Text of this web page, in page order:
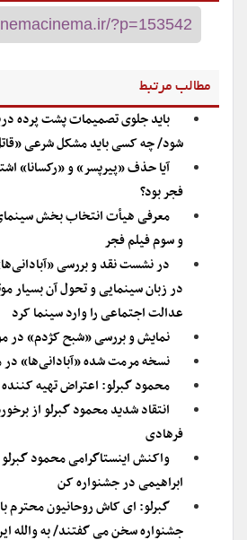
مطالب مرتبط
باید جلوی تصمیمات پشت پرده
شود/ چه کسی باید مشکل شرعی
آیا حذف «پیرپسر» و «رکسانا»
فجر بود؟
معرفی هیأت انتخاب بخش
و سوم فیلم فجر
در نشست نقد و بررسی
در زبان سینمایی و تحول آن بسیار
عدالت اجتماعی را وارد سینما کرد
نمایش و بررسی «شبح کژدم» در
نسخه مرمت شده «آبادانی‌ها» در
محمود گبرلو: اعتراض تهیه
انتقاد شدید محمود گبرلو از
فرهادی
واکنش اینستاگرامی محمود
ابراهیمی در جشنواره کن
گبرلو: ای کاش روحانیون محترم
جشنواره سخن می گفتند/ به والله